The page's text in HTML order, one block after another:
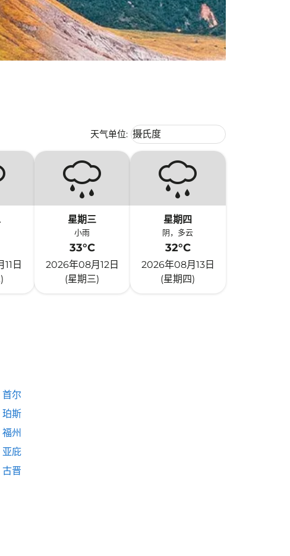
天气单位: Weather unit option 摄氏度
摄氏度
keyboard_arrow_down
日
星期三
小雨
33°C
2026年08月12日
(星期三)
星期四
阴，多云
32°C
2026年08月13日
(星期四)
首尔
珀斯
福州
亚庇
古晋